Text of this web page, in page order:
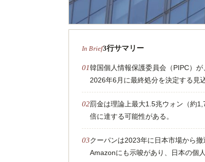
3行サマリー
韓国個人情報保護委員会（PIPC）
2026年6月に最終処分を決定する見込
罰金は理論上最大1.5兆ウォン（約
倍に達する可能性がある。
クーパンは2023年に日本市場から
Amazonにも示唆があり、日本の個